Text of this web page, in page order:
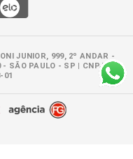
JUNIOR, 999, 2º ANDAR -
- SÃO PAULO - SP | CNPJ:
01